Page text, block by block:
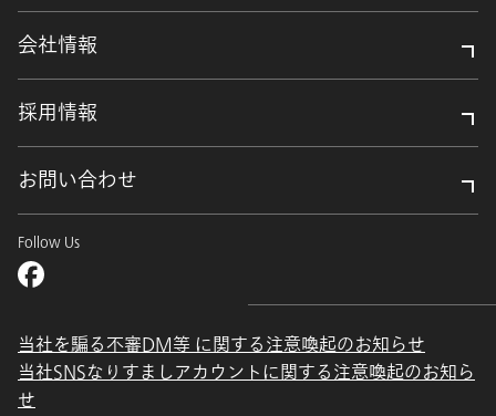
会社情報
採用情報
お問い合わせ
Follow Us
当社を騙る不審DM等 に関する注意喚起のお知らせ
当社SNSなりすましアカウントに関する注意喚起のお知ら
せ